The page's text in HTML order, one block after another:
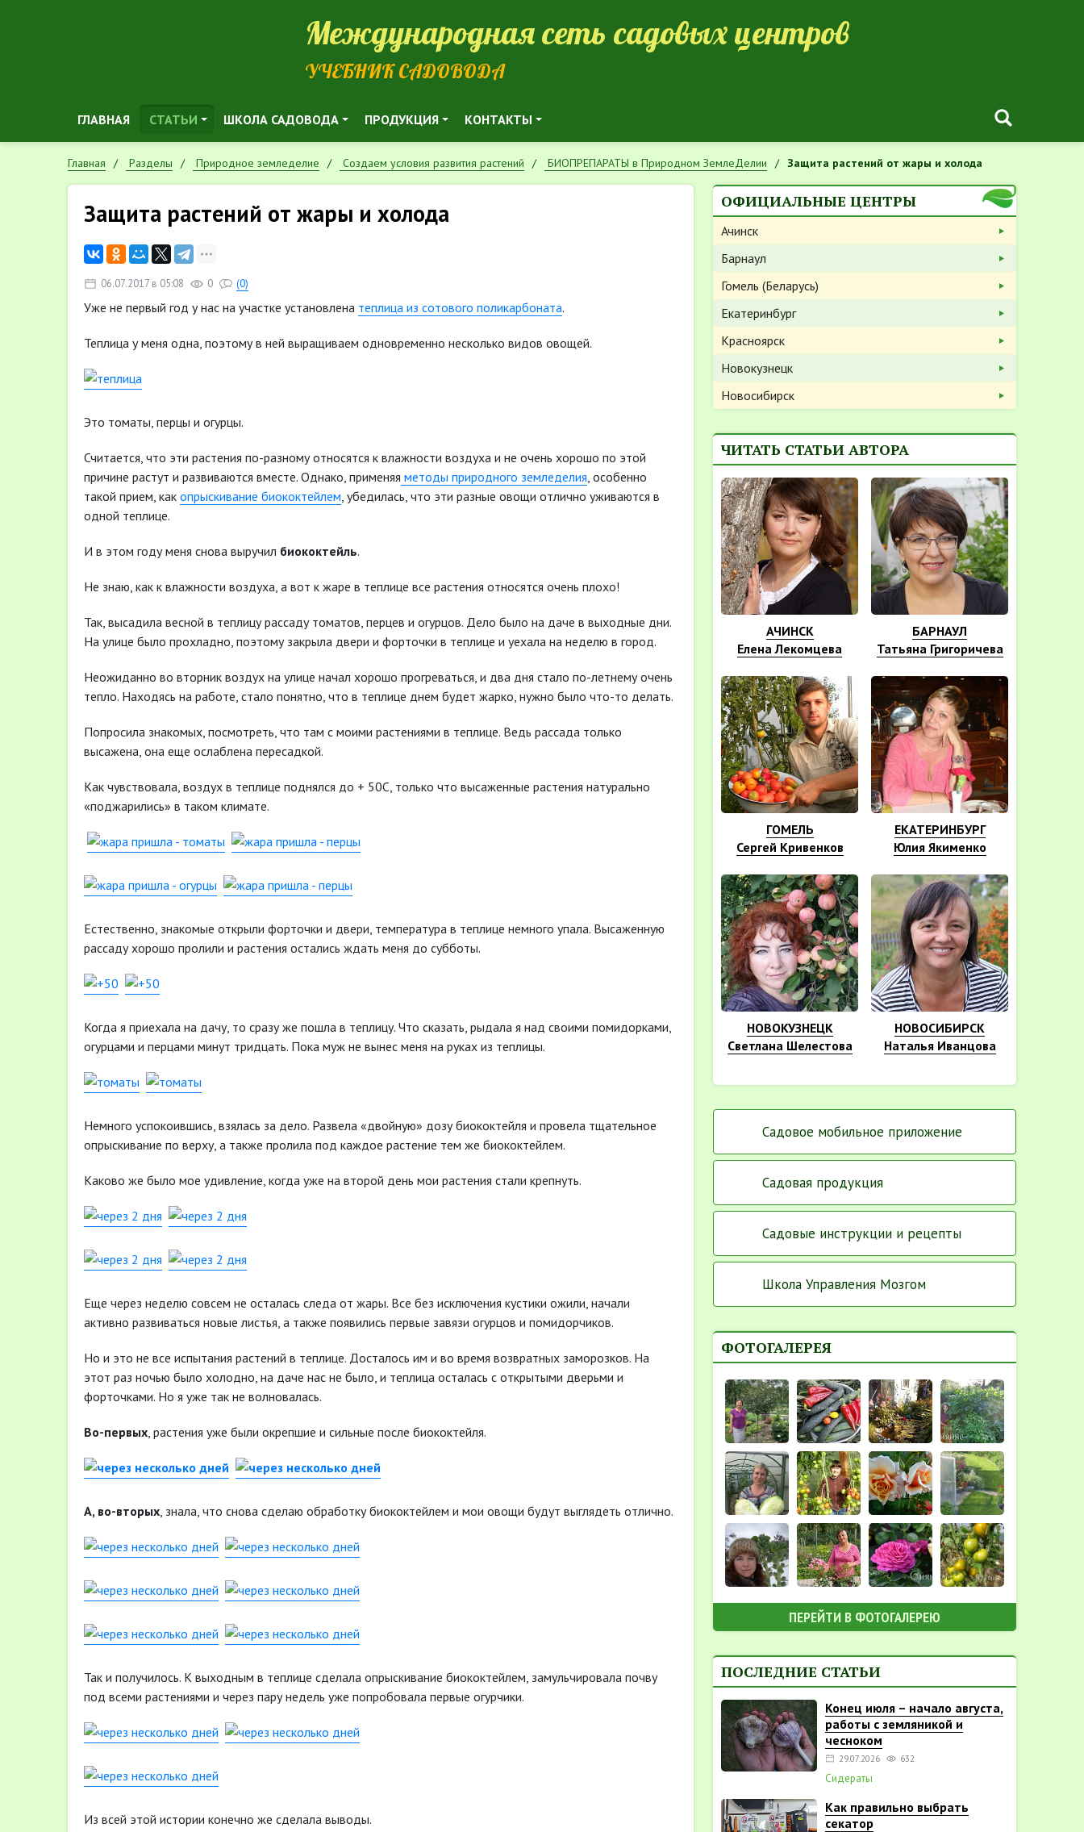
Международная сеть садовых центров
УЧЕБНИК САДОВОДА
ГЛАВНАЯ СТАТЬИ ШКОЛА САДОВОДА ПРОДУКЦИЯ КОНТАКТЫ
Главная Разделы Природное земледелие Cоздаем условия развития растений БИОПРЕПАРАТЫ в Природном ЗемлеДелии Защита растений от жары и холода
Защита растений от жары и холода
06.07.2017 в 05:08 0 (0)
Уже не первый год у нас на участке установлена теплица из сотового поликарбоната.
Теплица у меня одна, поэтому в ней выращиваем одновременно несколько видов овощей.
Это томаты, перцы и огурцы.
Считается, что эти растения по-разному относятся к влажности воздуха и не очень хорошо по этой
причине растут и развиваются вместе. Однако, применяя методы природного земледелия, особенно
такой прием, как опрыскивание биококтейлем, убедилась, что эти разные овощи отлично уживаются в
одной теплице.
И в этом году меня снова выручил биококтейль.
Не знаю, как к влажности воздуха, а вот к жаре в теплице все растения относятся очень плохо!
Так, высадила весной в теплицу рассаду томатов, перцев и огурцов. Дело было на даче в выходные дни.
На улице было прохладно, поэтому закрыла двери и форточки в теплице и уехала на неделю в город.
Неожиданно во вторник воздух на улице начал хорошо прогреваться, и два дня стало по-летнему очень
тепло. Находясь на работе, стало понятно, что в теплице днем будет жарко, нужно было что-то делать.
Попросила знакомых, посмотреть, что там с моими растениями в теплице. Ведь рассада только
высажена, она еще ослаблена пересадкой.
Как чувствовала, воздух в теплице поднялся до + 50С, только что высаженные растения натурально
«поджарились» в таком климате.
Естественно, знакомые открыли форточки и двери, температура в теплице немного упала. Высаженную
рассаду хорошо пролили и растения остались ждать меня до субботы.
Когда я приехала на дачу, то сразу же пошла в теплицу. Что сказать, рыдала я над своими помидорками,
огурцами и перцами минут тридцать. Пока муж не вынес меня на руках из теплицы.
Немного успокоившись, взялась за дело. Развела «двойную» дозу биококтейля и провела тщательное
опрыскивание по верху, а также пролила под каждое растение тем же биококтейлем.
Каково же было мое удивление, когда уже на второй день мои растения стали крепнуть.
Еще через неделю совсем не осталась следа от жары. Все без исключения кустики ожили, начали
активно развиваться новые листья, а также появились первые завязи огурцов и помидорчиков.
Но и это не все испытания растений в теплице. Досталось им и во время возвратных заморозков. На
этот раз ночью было холодно, на даче нас не было, и теплица осталась с открытыми дверьми и
форточками. Но я уже так не волновалась.
Во-первых, растения уже были окрепшие и сильные после биококтейля.
А, во-вторых, знала, что снова сделаю обработку биококтейлем и мои овощи будут выглядеть отлично.
Так и получилось. К выходным в теплице сделала опрыскивание биококтейлем, замульчировала почву
под всеми растениями и через пару недель уже попробовала первые огурчики.
Из всей этой истории конечно же сделала выводы.
ОФИЦИАЛЬНЫЕ ЦЕНТРЫ
Ачинск
Барнаул
Гомель (Беларусь)
Екатеринбург
Красноярск
Новокузнецк
Новосибирск
ЧИТАТЬ СТАТЬИ АВТОРА
АЧИНСК
Елена Лекомцева
БАРНАУЛ
Татьяна Григоричева
ГОМЕЛЬ
Сергей Кривенков
ЕКАТЕРИНБУРГ
Юлия Якименко
НОВОКУЗНЕЦК
Светлана Шелестова
НОВОСИБИРСК
Наталья Иванцова
Садовое мобильное приложение
Садовая продукция
Садовые инструкции и рецепты
Школа Управления Мозгом
ФОТОГАЛЕРЕЯ
ПЕРЕЙТИ В ФОТОГАЛЕРЕЮ
ПОСЛЕДНИЕ СТАТЬИ
Конец июля – начало августа,
работы с земляникой и
чесноком
29.07.2026 632
Сидераты
Как правильно выбрать
секатор